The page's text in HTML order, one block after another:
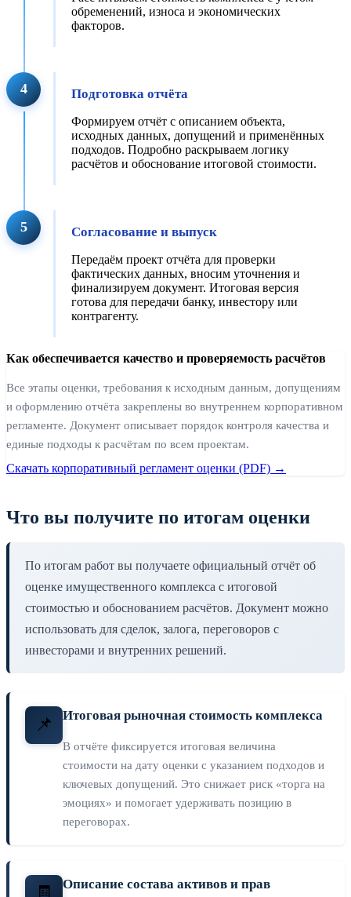
обременений, износа и экономических
факторов.
4 Подготовка отчёта
Формируем отчёт с описанием объекта,
исходных данных, допущений и применённых
подходов. Подробно раскрываем логику
расчётов и обоснование итоговой стоимости.
5 Согласование и выпуск
Передаём проект отчёта для проверки
фактических данных, вносим уточнения и
финализируем документ. Итоговая версия
готова для передачи банку, инвестору или
контрагенту.
Как обеспечивается качество и проверяемость расчётов
Все этапы оценки, требования к исходным данным, допущениям
и оформлению отчёта закреплены во внутреннем корпоративном
регламенте. Документ описывает порядок контроля качества и
единые подходы к расчётам по всем проектам.
Скачать корпоративный регламент оценки (PDF) →
Что вы получите по итогам оценки
По итогам работ вы получаете официальный отчёт об
оценке имущественного комплекса с итоговой
стоимостью и обоснованием расчётов. Документ можно
использовать для сделок, залога, переговоров с
инвесторами и внутренних решений.
📌 Итоговая рыночная стоимость комплекса
В отчёте фиксируется итоговая величина
стоимости на дату оценки с указанием подходов и
ключевых допущений. Это снижает риск «торга на
эмоциях» и помогает удерживать позицию в
переговорах.
Описание состава активов и прав